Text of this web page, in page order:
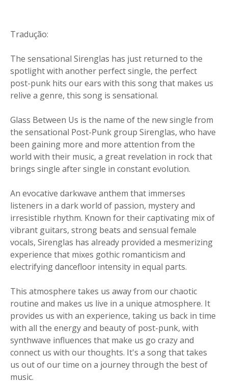
Tradução:
The sensational Sirenglas has just returned to the
spotlight with another perfect single, the perfect
post-punk hits our ears with this song that makes us
relive a genre, this song is sensational.
Glass Between Us is the name of the new single from
the sensational Post-Punk group Sirenglas, who have
been gaining more and more attention from the
world with their music, a great revelation in rock that
brings single after single in constant evolution.
An evocative darkwave anthem that immerses
listeners in a dark world of passion, mystery and
irresistible rhythm. Known for their captivating mix of
vibrant guitars, strong beats and sensual female
vocals, Sirenglas has already provided a mesmerizing
experience that mixes gothic romanticism and
electrifying dancefloor intensity in equal parts.
This atmosphere takes us away from our chaotic
routine and makes us live in a unique atmosphere. It
provides us with an experience, taking us back in time
with all the energy and beauty of post-punk, with
synthwave influences that make us go crazy and
connect us with our thoughts. It's a song that takes
us out of our time on a journey through the best of
music.